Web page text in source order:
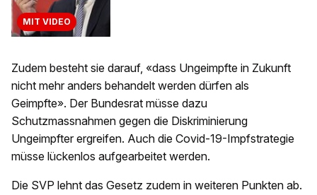
MIT VIDEO
Zudem besteht sie darauf, «dass Ungeimpfte in Zukunft
nicht mehr anders behandelt werden dürfen als
Geimpfte». Der Bundesrat müsse dazu
Schutzmassnahmen gegen die Diskriminierung
Ungeimpfter ergreifen. Auch die Covid-19-Impfstrategie
müsse lückenlos aufgearbeitet werden.
Die SVP lehnt das Gesetz zudem in weiteren Punkten ab.